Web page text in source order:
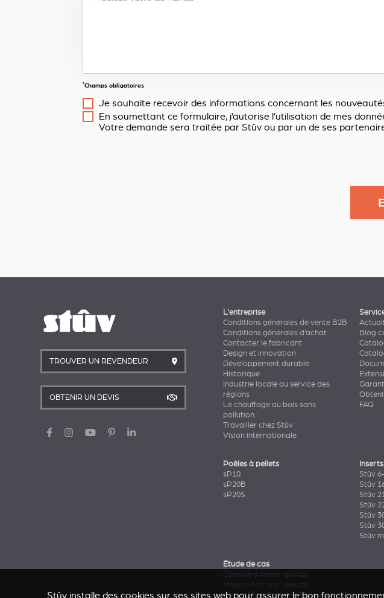
*Champs obligatoires
Je souhaite recevoir des informations concernant les
En soumettant ce formulaire, j’autorise l’utilisation de mes
Votre demande sera traitée par Stûv ou par un de ses
TROUVER UN REVENDEUR
OBTENIR UN DEVIS
L'entreprise
Conditions générales de vente B2B
Conditions générales d’achat
Contacter le fabricant
Design et innovation
Développement durable
Historique
Industrie locale au service des
régions
Le chauffage au bois sans
pollution...
Travailler chez Stûv
Vision internationale
Blog
FAQ
Poêles à pellets
sP10
sP20B
sP20S
Stûv
Stûv
Stûv
Stûv
Stûv
Stûv
Stûv
Étude de cas
Chalet Pics-Bois(Stûv 30 compact)
Stûv installe des cookies sur ses sites web pour assurer le bon